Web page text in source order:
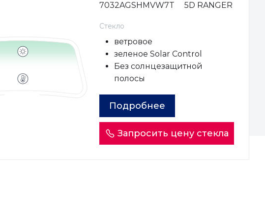
7032AGSHMVW7T 5D RANGER
Стекло
ветровое
зеленое Solar Control
Без солнцезащитной
полосы
Подробнее
Запросить цену стекла